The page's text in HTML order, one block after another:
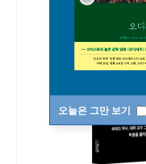
오늘은 그만 보기